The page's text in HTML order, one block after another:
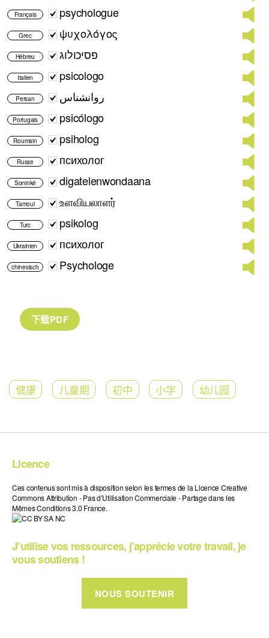
Français psychologue
Grec ψυχολόγος
Hébreu פסיכולוג
Italien psicologo
Persan روانشناس
Portugais psicólogo
Roumain psiholog
Russe психолог
Soninké digatelenwondaana
Tamoul உளவியலாளர்
Turc psikolog
Ukrainien психолог
chinesisch Psychologe
健康 儿童期 初中 小学 幼儿园
Licence
Ces contenus sont mis à disposition selon les termes de la Licence Creative
Commons Attribution - Pas d’Utilisation Commerciale - Partage dans les
Mêmes Conditions 3.0 France.
J’utilise vos ressources, j’apprécie votre travail, je
vous soutiens !
NOUS SOUTENIR